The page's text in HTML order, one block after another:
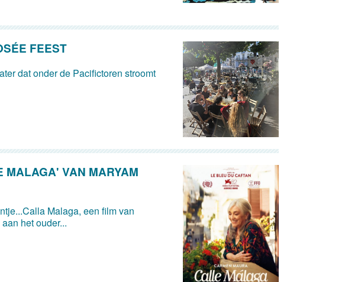
FEEST
dat onder de Pacifictoren stroomt
MALAGA' VAN MARYAM
Malaga, een film van
het ouder...